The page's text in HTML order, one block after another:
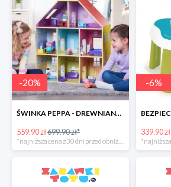
-20%
ŚWINKA PEPPA - DREWNIANY DOMEK DO ZABAWY
559.90 zł699.90 zł*
*najniższa cena z 30 dni przed obniżką
-6%
339.90 zł